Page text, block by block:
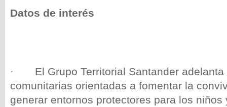
Datos de interés
· El Grupo Territorial Santander adelanta
comunitarias orientadas a fomentar la
generar entornos protectores para los niños